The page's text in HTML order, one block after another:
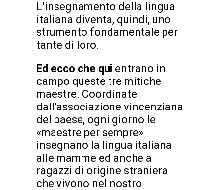
L’insegnamento della lingua
italiana diventa, quindi, uno
strumento fondamentale per
tante di loro.
Ed ecco che qui entrano in
campo queste tre mitiche
maestre. Coordinate
dall’associazione vincenziana
del paese, ogni giorno le
«maestre per sempre»
insegnano la lingua italiana
alle mamme ed anche a
ragazzi di origine straniera
che vivono nel nostro